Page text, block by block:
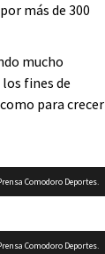
más de 300
mucho
fines de
para crecer
Comodoro Deportes.
Comodoro Deportes.